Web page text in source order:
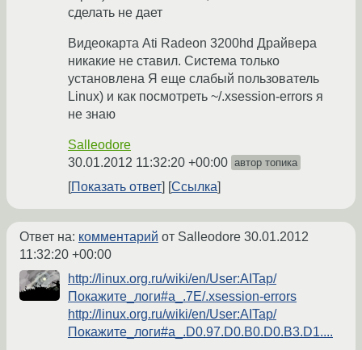
сделать не дает
Видеокарта Ati Radeon 3200hd Драйвера
никакие не ставил. Система только
установлена Я еще слабый пользователь
Linux) и как посмотреть ~/.xsession-errors я
не знаю
Salleodore
30.01.2012 11:32:20 +00:00 автор топика
Показать ответ Ссылка
Ответ на: комментарий от Salleodore 30.01.2012
11:32:20 +00:00
http://linux.org.ru/wiki/en/User:AITap/
Покажите_логи#a_.7E/.xsession-errors
http://linux.org.ru/wiki/en/User:AITap/
Покажите_логи#a_.D0.97.D0.B0.D0.B3.D1....